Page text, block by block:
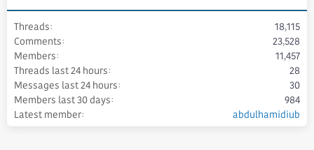
Threads
18,115
Comments
23,528
Members
11,457
Threads last 24 hours
28
Messages last 24 hours
30
Members last 30 days
984
Latest member
abdulhamidiub